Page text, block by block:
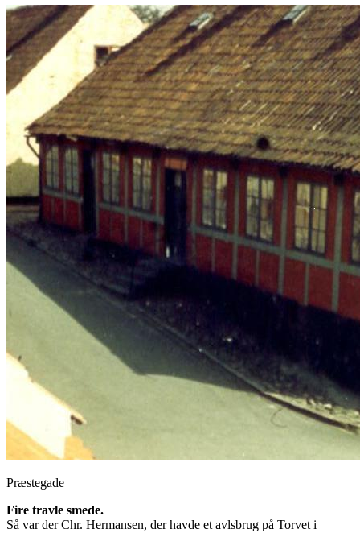
Præstegade
Fire travle smede.
Så var der Chr. Hermansen, der havde et avlsbrug på Torvet i